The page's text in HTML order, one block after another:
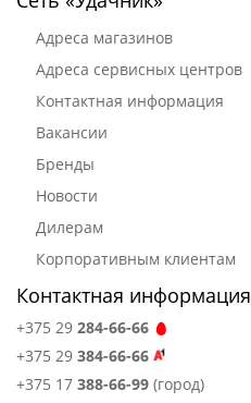
Адреса магазинов
Адреса сервисных центров
Контактная информация
Вакансии
Бренды
Новости
Дилерам
Корпоративным клиентам
Контактная информация
+375 29 284-66-66
+375 29 384-66-66
+375 17 388-66-99 (город)